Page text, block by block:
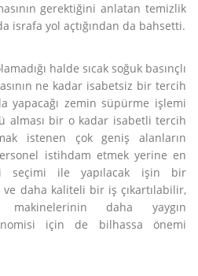
gerektiğini anlatan temizlik
israfa yol açtığından da bahsetti.
halde sıcak soğuk basınçlı
ne kadar isabetsiz bir tercih
yapacağı zemin süpürme işlemi
alması bir o kadar isabetli tercih
istenen çok geniş alanların
istihdam etmek yerine en
seçimi ile yapılacak işin bir
ve daha kaliteli bir iş çıkartılabilir,
daha yaygın
için de bilhassa önemi